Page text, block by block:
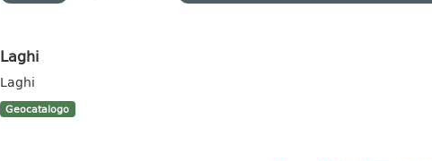
Laghi
Laghi
Geocatalogo